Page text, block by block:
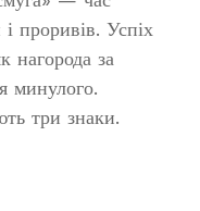
проривів. Успіх
нагорода за
минулого.
три знаки.